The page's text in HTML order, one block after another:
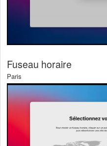
Fuseau horaire
Paris